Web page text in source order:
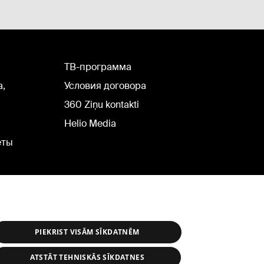
TВ-программа
Условия договора
360 Ziņu kontakti
Helio Media
PIEKRIST VISĀM SĪKDATNĒM
ATSTĀT TEHNISKĀS SĪKDATNES